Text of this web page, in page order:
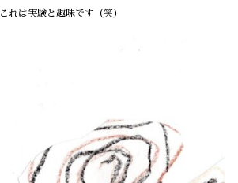
これは実験と趣味です（笑）